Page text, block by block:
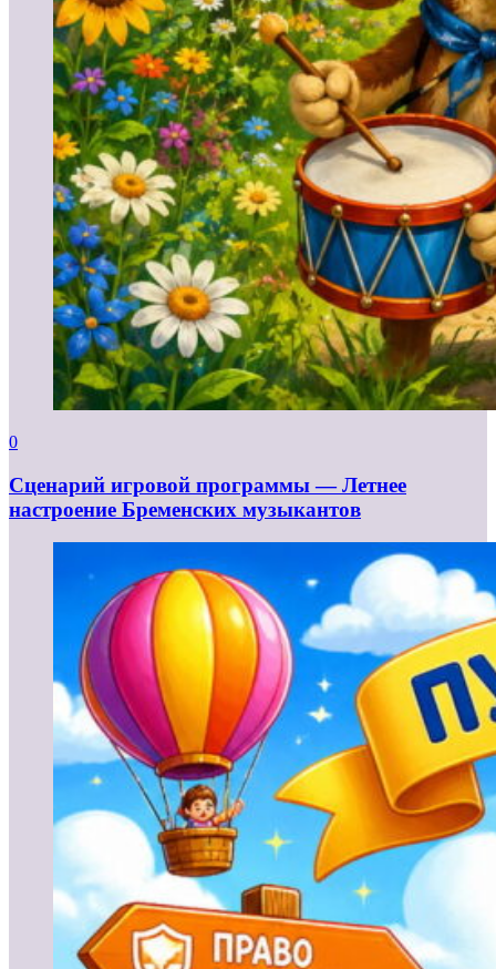
0
Сценарий игровой программы — Летнее
настроение Бременских музыкантов